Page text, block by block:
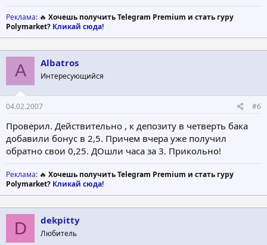
Реклама: 🔥 Хочешь получить Telegram Premium и стать гуру
Polymarket? Кликай сюда!
A Albatros
Интересующийся
04.02.2007 #6
Проверил. Действительно , к депозиту в четверть бака
добавили бонус в 2,5. Причем вчера уже получил
обратно свои 0,25. ДОшли часа за 3. Прикольно!
Реклама: 🔥 Хочешь получить Telegram Premium и стать гуру
Polymarket? Кликай сюда!
D dekpitty
Любитель